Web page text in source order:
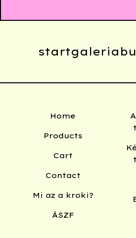
Home
Products
Cart
Contact
Mi az a kroki?
ÁSZF